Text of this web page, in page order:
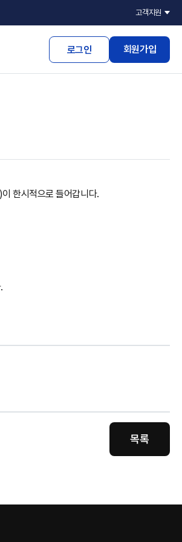
고객지원
로그인 회원가입
한시적으로 들어갑니다.
목록